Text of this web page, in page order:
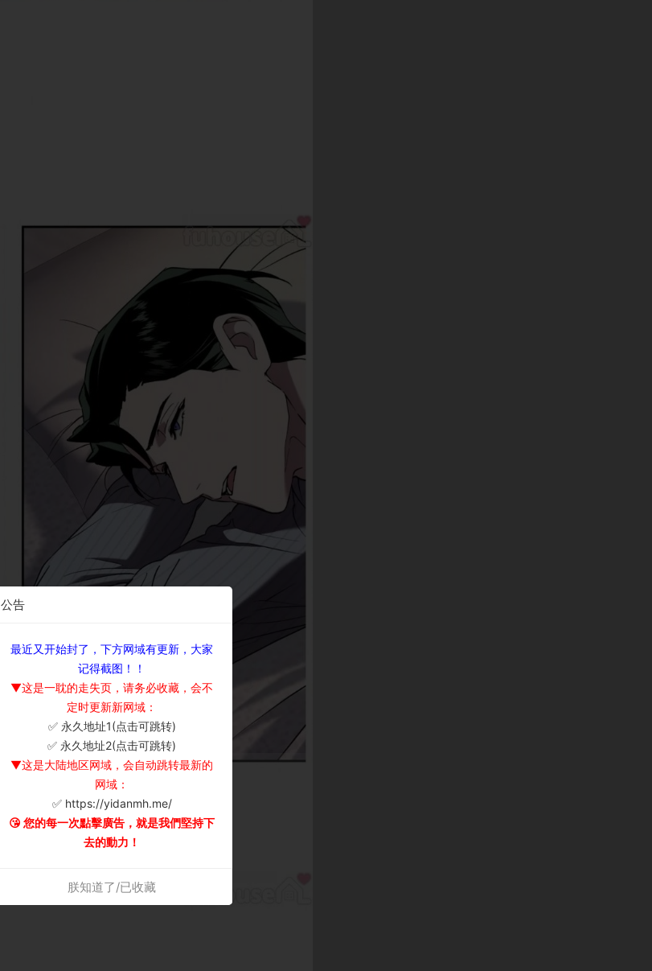
公告
最近又开始封了，下方网域有更新，大家
记得截图！！
▼这是一耽的走失页，请务必收藏，会不
定时更新新网域：
✅ 永久地址1(点击可跳转)
✅ 永久地址2(点击可跳转)
▼这是大陆地区网域，会自动跳转最新的
网域：
✅ https://yidanmh.me/
😘 您的每一次點擊廣告，就是我們堅持下
去的動力！
朕知道了/已收藏